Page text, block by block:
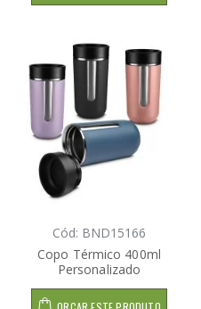
Cód: BND15166
Copo Térmico 400ml
Personalizado